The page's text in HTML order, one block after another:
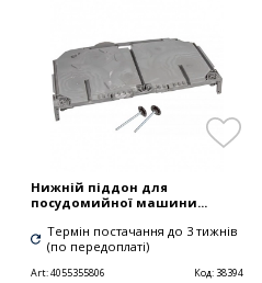
Нижній піддон для
посудомийної машини...
Термін постачання до 3 тижнів
(по передоплаті)
Art:4055355806 Код: 38394